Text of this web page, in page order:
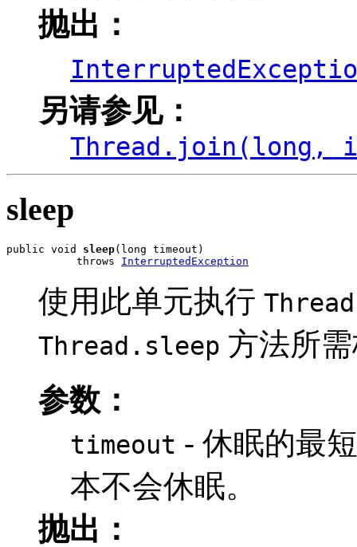
抛出：
另请参见：
Thread.join(long,
sleep
public void sleep(long timeout)
           throws
InterruptedException
使用此单元执行
Thread.sleep 方法所
参数：
timeout - 休眠的最
本不会休眠。
抛出：